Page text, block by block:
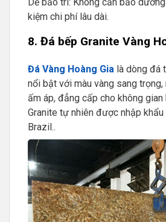
kiệm chi phí lâu dài.
8. Đá bếp Granite Vàng
Đá Vàng Hoàng Gia là dòng đá
nổi bật với màu vàng sang trọng,
ấm áp, đẳng cấp cho không gian
Granite tự nhiên được nhập
Brazil..